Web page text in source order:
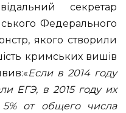
секретар
Федерального
якого створили
кримських вишів
Если в 2014 году
ЕГЭ, в 2015 году их
5% от общего числа